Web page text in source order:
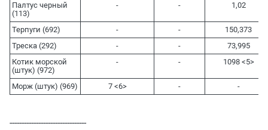
Палтус черный
(113)
- - 1,02
Терпуги (692) - -
150,373
Треска (292)
- -
73,995
Котик морской
(штук) (972)
- - 1098 <5>
Морж (штук) (969) 7 <6> - -
--------------------------------